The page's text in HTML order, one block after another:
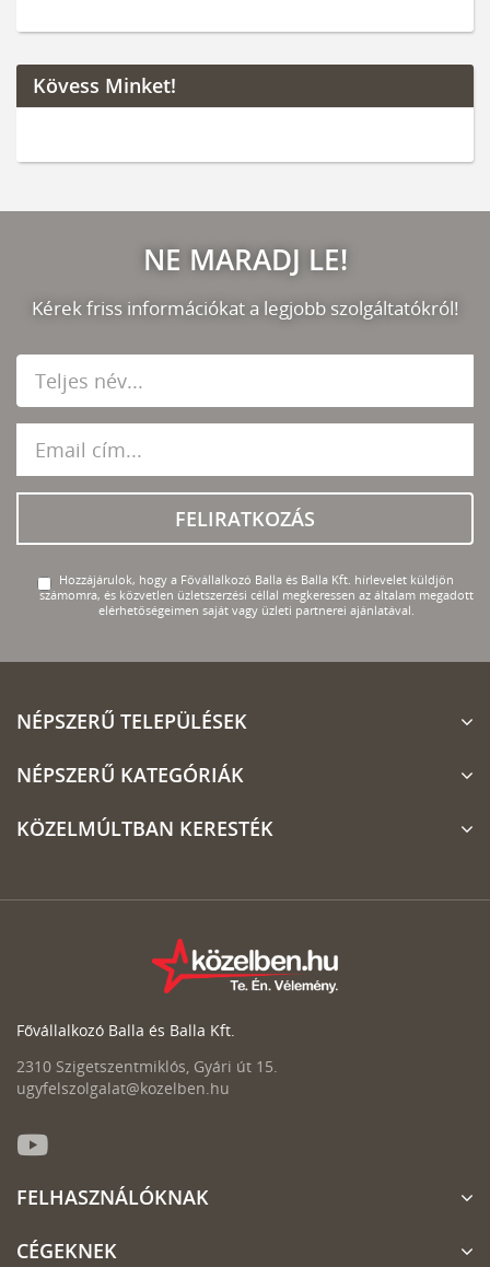
Kövess Minket!
NE MARADJ LE!
Kérek friss információkat a legjobb szolgáltatókról!
FELIRATKOZÁS
Hozzájárulok, hogy a Fővállalkozó Balla és Balla Kft. hírlevelet küldjön
számomra, és közvetlen üzletszerzési céllal megkeressen az általam megadott
elérhetőségeimen saját vagy üzleti partnerei ajánlatával.
NÉPSZERŰ TELEPÜLÉSEK
NÉPSZERŰ KATEGÓRIÁK
KÖZELMÚLTBAN KERESTÉK
Fővállalkozó Balla és Balla Kft.
2310 Szigetszentmiklós, Gyári út 15.
ugyfelszolgalat@kozelben.hu
FELHASZNÁLÓKNAK
CÉGEKNEK